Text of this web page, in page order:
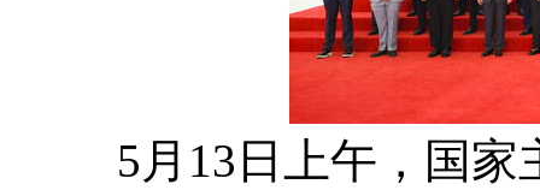
5月13日上午，国